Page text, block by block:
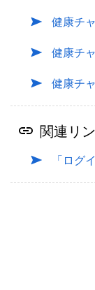
健康チ
健康チ
健康チ
関連リ
「ログ